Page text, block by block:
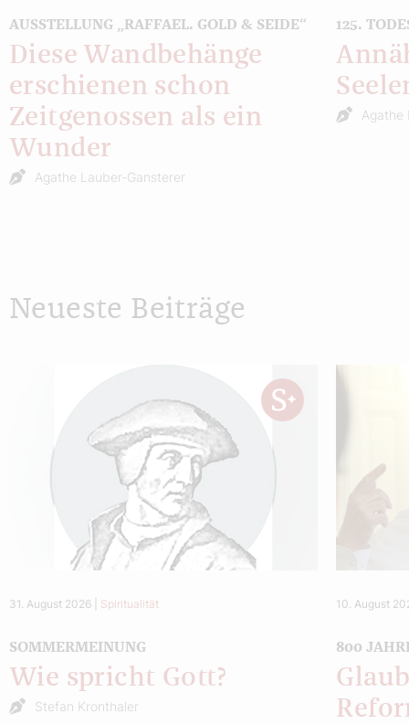
AUSSTELLUNG „RAFFAEL. GOLD & SEIDE“
Diese Wandbehänge
erschienen schon
Zeitgenossen als ein
Wunder
Agathe Lauber-Gansterer
125.
Agathe
Neueste Beiträge
31. August 2026 Spiritualität
SOMMERMEINUNG
Wie spricht Gott?
Stefan Kronthaler
10. August
800